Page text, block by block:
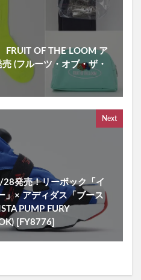
FRUIT OF THE LOOM ア
(フルーツ・オブ・ザ・
Next
28発売！リーボック「イ
」× アディダス「ブース
PUMP FURY
[FY8776]